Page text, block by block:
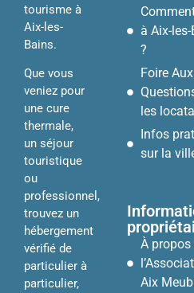
tourisme à
Aix-les-
Bains.
Que vous
veniez pour
une cure
thermale,
un séjour
touristique
ou
professionnel,
trouvez un
hébergement
vérifié de
particulier à
particulier,
à Aix-
?
Foire Aux
les
Infos
sur la
À propos
Aix